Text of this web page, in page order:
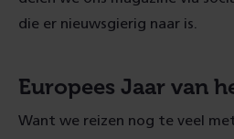
die er nieuwsgierig naar is.
Europees Jaar van
Want we reizen nog te veel